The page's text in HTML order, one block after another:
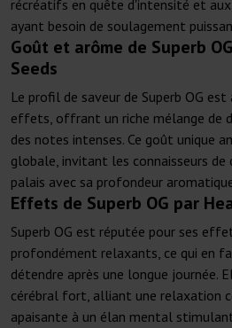
récréatifs en quête d'intensité et
ayant besoin de soulagement
Goût et arôme de Superb
Seeds
Le profil de saveur de Superb OG
effets, offrant un riche mélange de
des notes intenses. Ce goût unique
globale, invitant les connaisseurs de
palais avec sa profondeur
Effets de Superb OG par
Superb OG est réputée pour ses
profondément relaxants, ce qui en
détendre après une longue journée.
cérébral fort, alliant une relaxation
apaisante à un élan mental